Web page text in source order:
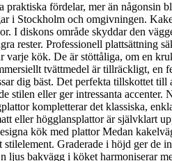
fördelar, mer än någonsin
i Stockholm och omgivningen.
I diskons område skyddar den
rester. Professionell plattsättning
kök. De är stöttåliga, om en
tvättmedel är tillräckligt,
dig bäst. Det perfekta tillskottet
stilen eller ger intressanta
kompletterar det klassiska,
eller högglansplattor är självklart
kök med plattor Medan
Graderade i höjd ger de
ljus bakvägg i köket harmoniserar